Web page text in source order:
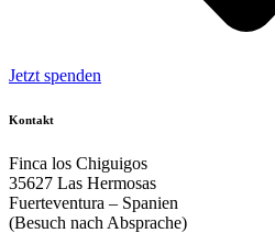
Jetzt spenden
Kontakt
Finca los Chiguigos
35627 Las Hermosas
Fuerteventura – Spanien
(Besuch nach Absprache)